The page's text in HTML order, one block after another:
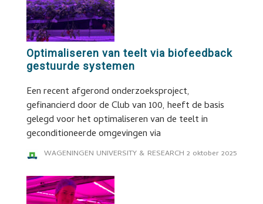
Optimaliseren van teelt via biofeedback
gestuurde systemen
Een recent afgerond onderzoeksproject,
gefinancierd door de Club van 100, heeft de basis
gelegd voor het optimaliseren van de teelt in
geconditioneerde omgevingen via
WAGENINGEN UNIVERSITY & RESEARCH 2 oktober 2025